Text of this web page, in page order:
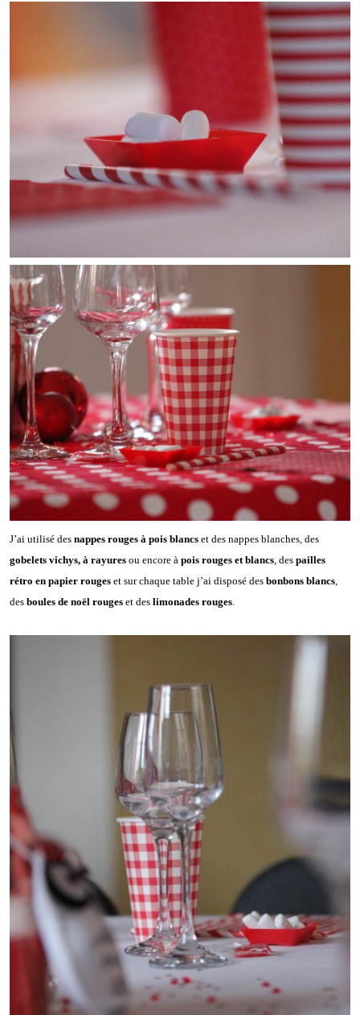
J’ai utilisé des nappes rouges à pois blancs et des nappes blanches, des
gobelets vichys, à rayures ou encore à pois rouges et blancs, des pailles
rétro en papier rouges et sur chaque table j’ai disposé des bonbons blancs,
des boules de noël rouges et des limonades rouges.